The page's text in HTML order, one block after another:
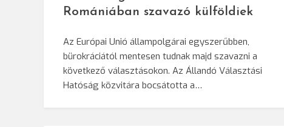
Romániában szavazó külföldiek
Az Európai Unió állampolgárai egyszerűbben,
bürokráciától mentesen tudnak majd szavazni a
következő választásokon. Az Állandó Választási
Hatóság közvitára bocsátotta a…